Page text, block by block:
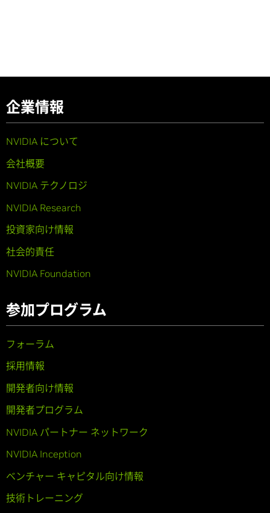
企業情報
NVIDIA について
会社概要
NVIDIA テクノロジ
NVIDIA Research
投資家向け情報
社会的責任
NVIDIA Foundation
参加プログラム
フォーラム
採用情報
開発者向け情報
開発者プログラム
NVIDIA パートナー ネットワーク
NVIDIA Inception
ベンチャー キャピタル向け情報
技術トレーニング